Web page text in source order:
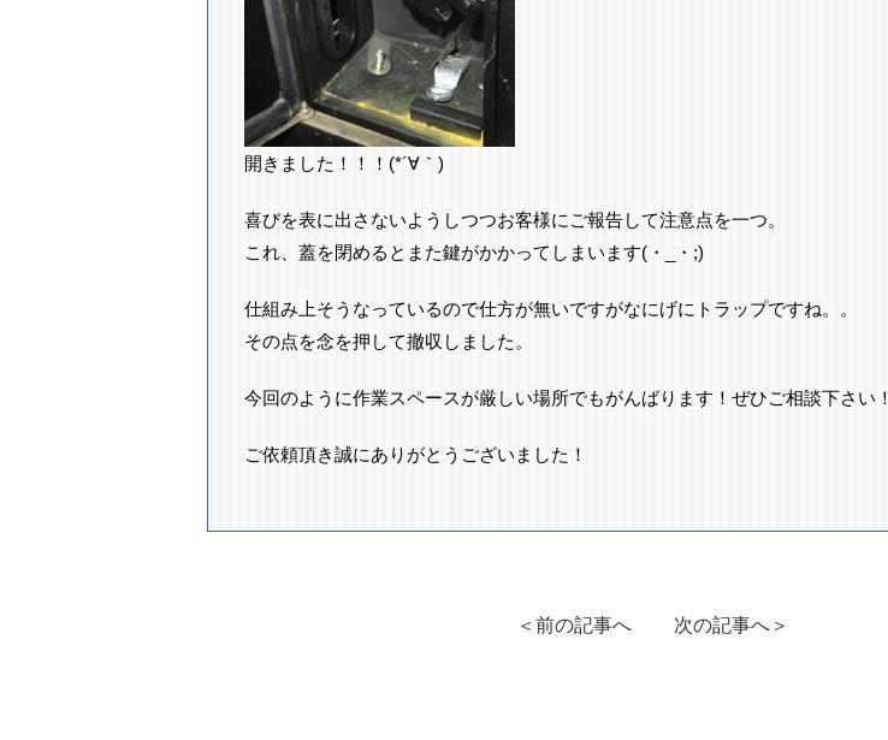
開きました！！！(*´∀｀)
喜びを表に出さないようしつつお客様にご報告して注意点を一つ。
これ、蓋を閉めるとまた鍵がかかってしまいます(・_・;)
仕組み上そうなっているので仕方が無いですがなにげにトラップですね。。
その点を念を押して撤収しました。
今回のように作業スペースが厳しい場所でもがんばります！ぜひご相談下さい！
ご依頼頂き誠にありがとうございました！
＜前の記事へ 次の記事へ＞